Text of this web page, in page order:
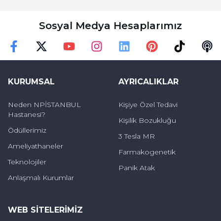
astım hastalığını tam anlamıyla kontrol altında
tutması mümkün olabilmektedir.
Sosyal Medya Hesaplarımız
KURUMSAL
Neden NPİSTANBUL
Hastanesi?
Ödüllerimiz
Ameliyathaneler
Teknolojiler
Anlaşmalı Kurumlar
AYRICALIKLAR
Kişiye Özel Tedavi
Kişilik Bozukluğu
3 Tesla MR
Farmakogenetik
Panik Atak
WEB SITELERIMIZ